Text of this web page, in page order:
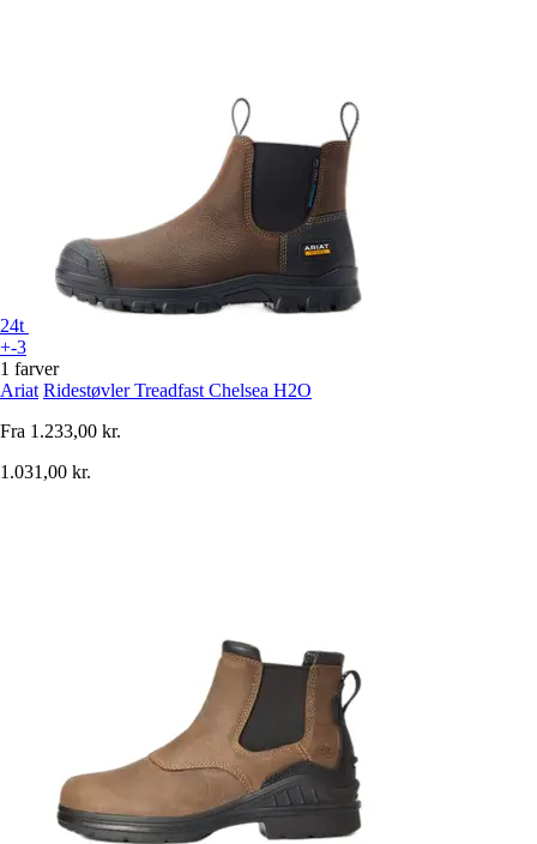
24t
+-3
1 farver
Ariat Ridestøvler Treadfast Chelsea H2O
Fra 1.233,00 kr.
1.031,00 kr.